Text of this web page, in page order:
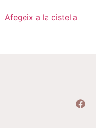
Afegeix a la cistella